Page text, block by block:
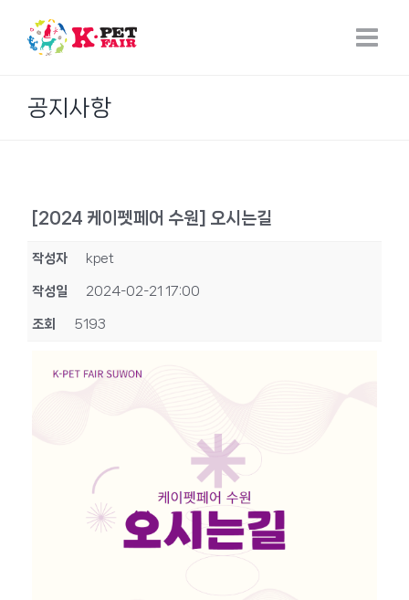
content
공지사항
[2024 케이펫페어 수원] 오시는길
작성자 kpet
작성일 2024-02-21 17:00
조회 5193